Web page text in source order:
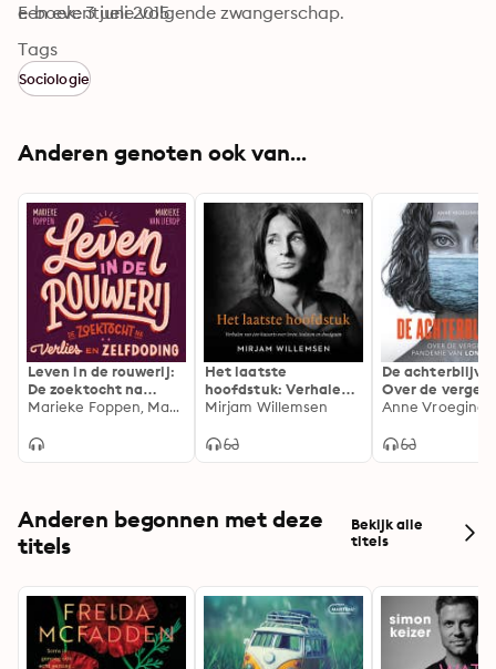
E-boek: 3 juni 2015
Tags
Sociologie
Anderen genoten ook van...
Leven in de rouwerij:
De zoektocht na
verlies en zelfdodingMarieke Foppen, Marieke van Lierop
Het laatste
hoofdstuk: Verhalen
van een huisarts over
doodgaan
Mirjam Willemsen
De
Over de
pandemie van
Anne
Anderen begonnen met deze
titels
Bekijk alle
titels